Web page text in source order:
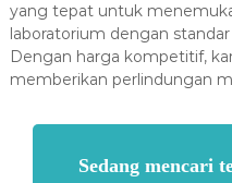
yang tepat untuk
laboratorium dengan
Dengan harga kompetitif,
memberikan perlindungan
Sedang mencari